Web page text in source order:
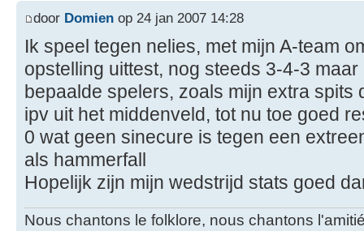
door Domien op 24 jan 2007 14:28
Ik speel tegen nelies, met mijn A-team
opstelling uittest, nog steeds 3-4-3
bepaalde spelers, zoals mijn extra spits
ipv uit het middenveld, tot nu toe goed
0 wat geen sinecure is tegen een
als hammerfall
Hopelijk zijn mijn wedstrijd stats goed
Nous chantons le folklore, nous chantons